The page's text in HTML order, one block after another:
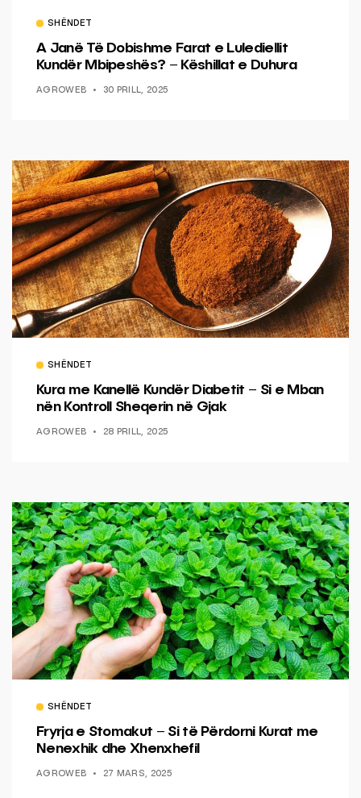
SHËNDET
A Janë Të Dobishme Farat e Lulediellit
Kundër Mbipeshës? – Këshillat e Duhura
AGROWEB 30 PRILL, 2025
SHËNDET
Kura me Kanellë Kundër Diabetit – Si e Mban
nën Kontroll Sheqerin në Gjak
AGROWEB 28 PRILL, 2025
SHËNDET
Fryrja e Stomakut – Si të Përdorni Kurat me
Nenexhik dhe Xhenxhefil
AGROWEB 27 MARS, 2025